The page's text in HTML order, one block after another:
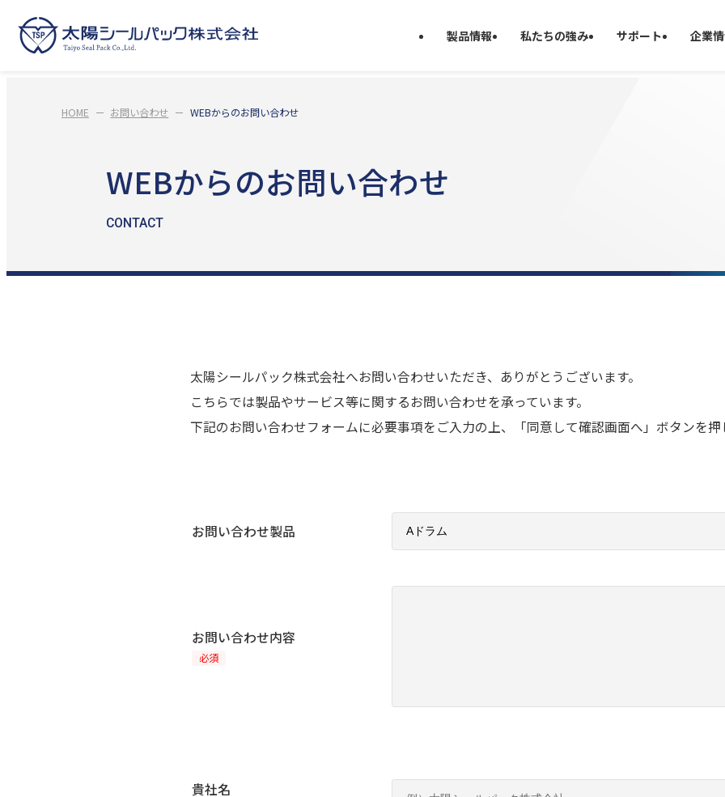
製品情報 私たちの強み サポート 企業
HOME お問い合わせ WEBからのお問い合わせ
WEBからのお問い合わせ
CONTACT
太陽シールパック株式会社へお問い合わせいただき、ありがとうございます。
こちらでは製品やサービス等に関するお問い合わせを承っています。
下記のお問い合わせフォームに必要事項をご入力の上、「同意して確認画面へ」ボタンを押
お問い合わせ製品
お問い合わせ内容
必須
貴社名